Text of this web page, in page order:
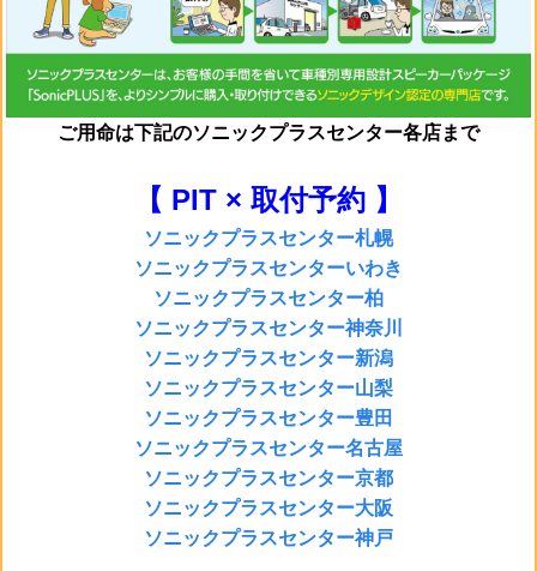
ご用命は下記のソニックプラスセンター各店まで
【 PIT × 取付予約 】
ソニックプラスセンター札幌
ソニックプラスセンターいわき
ソニックプラスセンター柏
ソニックプラスセンター神奈川
ソニックプラスセンター新潟
ソニックプラスセンター山梨
ソニックプラスセンター豊田
ソニックプラスセンター名古屋
ソニックプラスセンター京都
ソニックプラスセンター大阪
ソニックプラスセンター神戸